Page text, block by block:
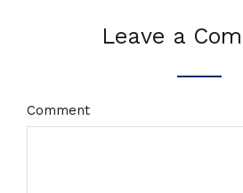
Leave a
Comment